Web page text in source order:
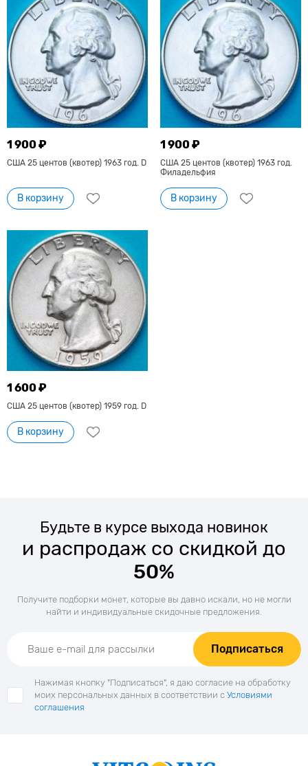
1 900 ₽
США 25 центов (квотер) 1963 год. D
В корзину
1 900 ₽
США 25 центов (квотер) 1963 год.
Филадельфия
В корзину
1 600 ₽
США 25 центов (квотер) 1959 год. D
В корзину
Будьте в курсе выхода новинок
и распродаж со скидкой до
50%
Получите подборки монет, которые вы давно искали, но не могли
найти и индивидуальные скидочные предложения.
Подписаться
Нажимая кнопку "Подписаться", я даю согласие на обработку
моих персональных данных в соответствии с Условиями
соглашения